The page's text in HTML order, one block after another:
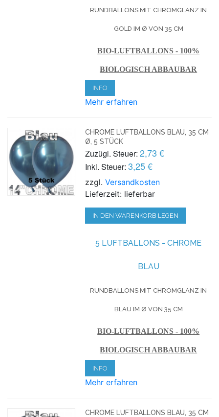
RUNDBALLONS MIT CHROMGLANZ IN
GOLD IM Ø VON 35 CM
BIO-LUFTBALLONS - 100%
BIOLOGISCH ABBAUBAR
INFO
Mehr erfahren
CHROME LUFTBALLONS BLAU, 35 CM
Ø, 5 STÜCK
Zuzügl. Steuer: 2,73 €
Inkl. Steuer: 3,25 €
zzgl.Versandkosten
Lieferzeit: lieferbar
IN DEN WARENKORB LEGEN
5 LUFTBALLONS - CHROME
BLAU
RUNDBALLONS MIT CHROMGLANZ IN
BLAU IM Ø VON 35 CM
BIO-LUFTBALLONS - 100%
BIOLOGISCH ABBAUBAR
INFO
Mehr erfahren
CHROME LUFTBALLONS BLAU, 35 CM